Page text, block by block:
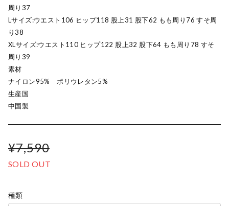
周り37
Lサイズ:ウエスト106 ヒップ118 股上31 股下62 もも周り76 すそ周
り38
XLサイズ:ウエスト110 ヒップ122 股上32 股下64 もも周り78 すそ
周り39
素材
ナイロン95% ポリウレタン5%
生産国
中国製
¥7,590
SOLD OUT
種類